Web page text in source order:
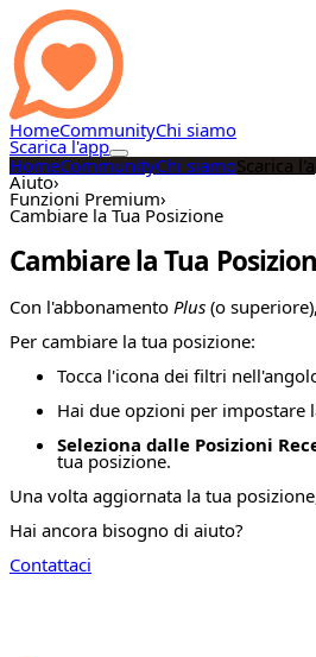
HomeCommunityChi siamo
Scarica l'app
HomeCommunityChi siamoScarica
Aiuto›
Funzioni Premium›
Cambiare la Tua Posizione
Cambiare la Tua
Con l'abbonamento Plus (o
Per cambiare la tua posizione:
Tocca l'icona dei filtri
Hai due opzioni per impostare
Seleziona dalle Posizioni
tua posizione.
Una volta aggiornata la tua
Hai ancora bisogno di aiuto?
Contattaci